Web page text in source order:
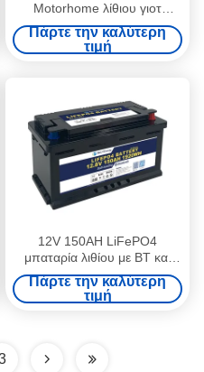
Motorhome λίθιου γιοτ
μπαταριών λίθιου rv 12 βολτ
Πάρτε την καλύτερη
τιμή
12V 150AH LiFePO4
μπαταρία λιθίου με BT και
αυτοθέρμανση για
αποθήκευση ενέργειας
Πάρτε την καλύτερη
τιμή